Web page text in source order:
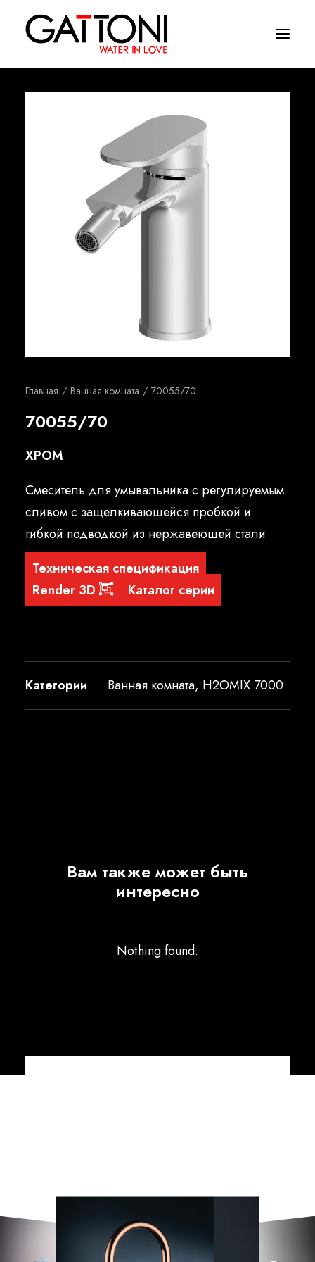
Oружающая среда
Главная Ванная комната 70055/70
70055/70
XPOM
Смеситель для умывальника с регулируемым
сливом с защелкивающейся пробкой и
гибкой подводкой из нержавеющей стали
Техническая спецификация
Render 3D
Каталог серии
Категории Ванная комната, H2OMIX 7000
Вам также может быть
интересно
Nothing found.